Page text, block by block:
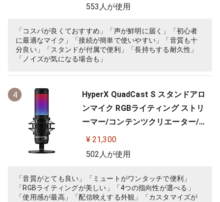
553人が使用
「コスパが良くておすすめ」「声が鮮明に届く」「初心者
に最適なマイク」「接続が簡単で使いやすい」「音質も十
分良い」「スタンドが付属で便利」「長持ちする耐久性」
「ノイズが気になる場合も」
4
HyperX QuadCast S スタンドアロ
ンマイク RGBライティング ストリ
ーマー/コンテンツクリエーター/ゲ
ーマー向け/PC,PS4使用可能 2年保
証 HMIQ1S-XX-RG/G (4P5P7AA)
¥ 21,300
502人が使用
「音質がとても良い」「ミュートがワンタッチで便利」
「RGBライティングが美しい」「4つの指向性が選べる」
「使用感が最高」「配信映えする外観」「カスタマイズが